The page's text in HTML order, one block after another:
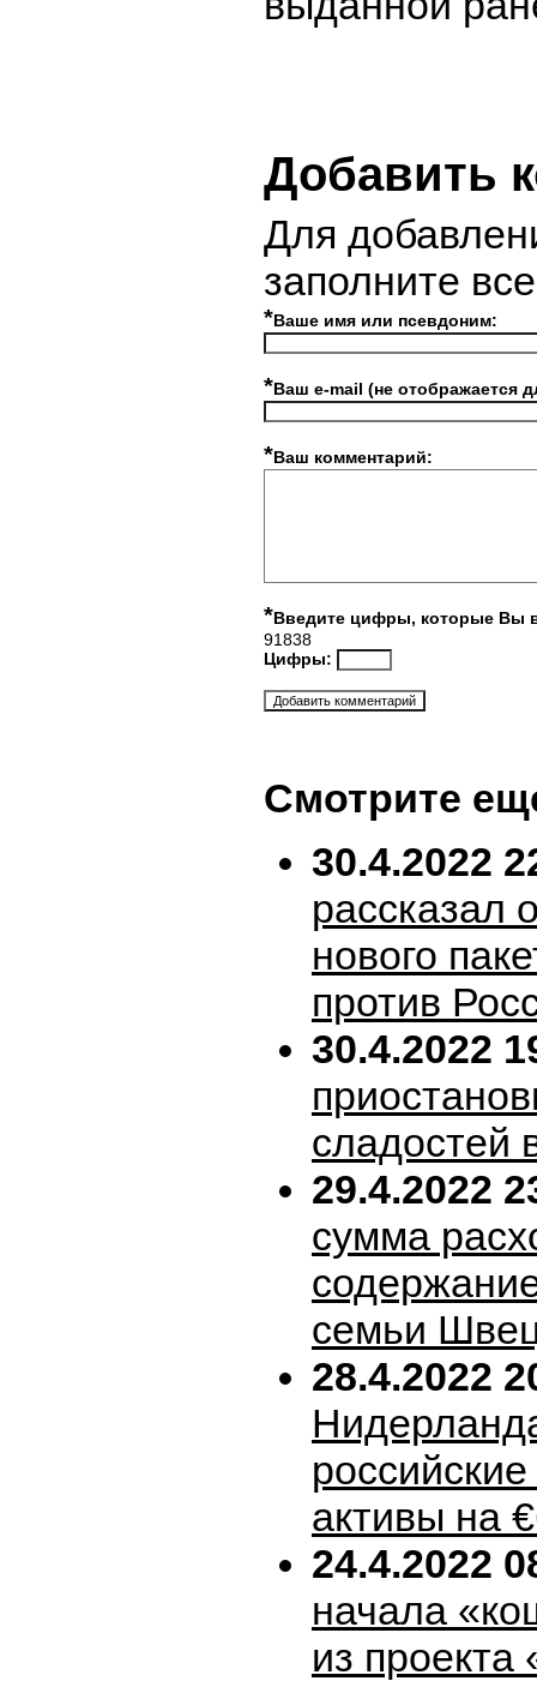
Добавить
Для
заполните
*Ваше имя или псевдоним:
*Ваш e-mail (не отображается
*Ваш комментарий:
*Введите цифры, которые Вы
91838
Цифры:
Смотрите
30.4.2022
рассказал
нового
против
30.4.2022
сладостей
29.4.2022
сумма
семьи
28.4.2022
активы на
24.4.2022
начала
из